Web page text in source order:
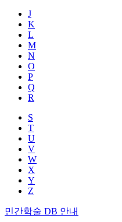
J
K
L
M
N
O
P
Q
R
S
T
U
V
W
X
Y
Z
민간학술 DB 안내